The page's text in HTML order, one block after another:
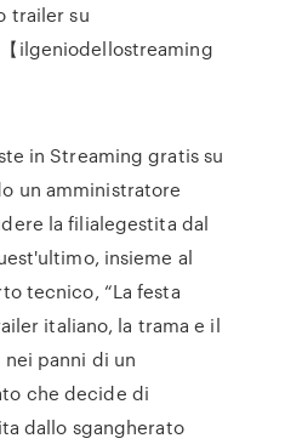
trailer su
ilgeniodellostreaming
in Streaming gratis su
un amministratore
la filialegestita dal
insieme al
tecnico, “La festa
italiano, la trama e il
panni di un
che decide di
dallo sgangherato